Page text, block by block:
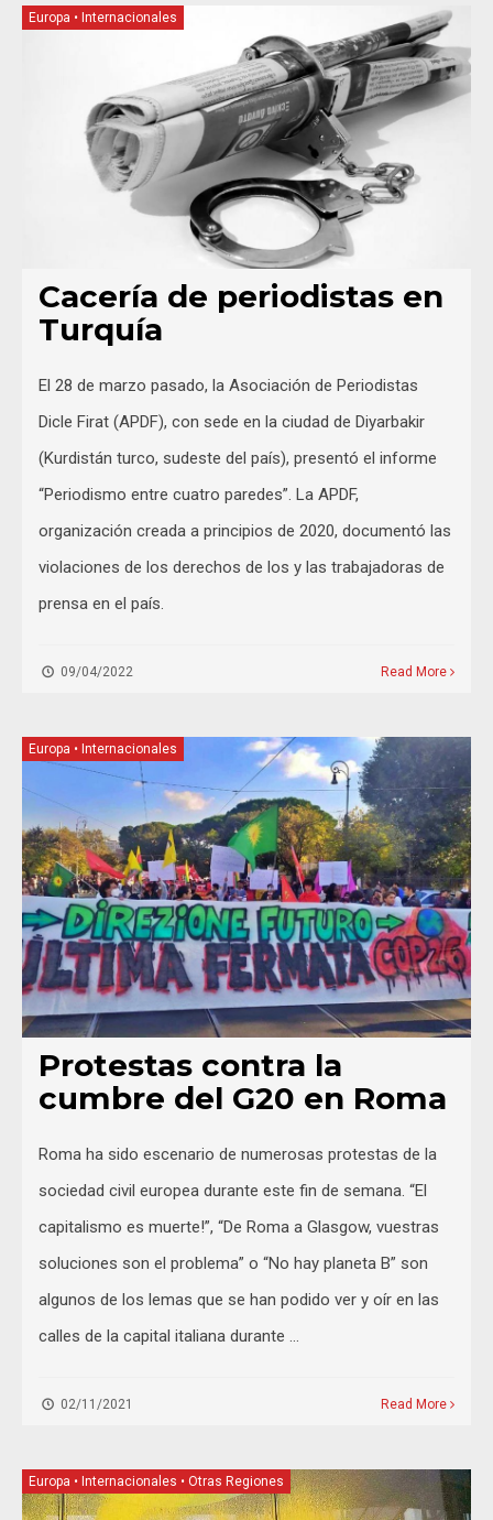
Europa • Internacionales
Cacería de periodistas en
Turquía
El 28 de marzo pasado, la Asociación de Periodistas
Dicle Firat (APDF), con sede en la ciudad de Diyarbakir
(Kurdistán turco, sudeste del país), presentó el informe
“Periodismo entre cuatro paredes”. La APDF,
organización creada a principios de 2020, documentó las
violaciones de los derechos de los y las trabajadoras de
prensa en el país.
09/04/2022 Read More
Europa • Internacionales
Protestas contra la
cumbre del G20 en Roma
Roma ha sido escenario de numerosas protestas de la
sociedad civil europea durante este fin de semana. “El
capitalismo es muerte!”, “De Roma a Glasgow, vuestras
soluciones son el problema” o “No hay planeta B” son
algunos de los lemas que se han podido ver y oír en las
calles de la capital italiana durante …
02/11/2021 Read More
Europa • Internacionales • Otras Regiones